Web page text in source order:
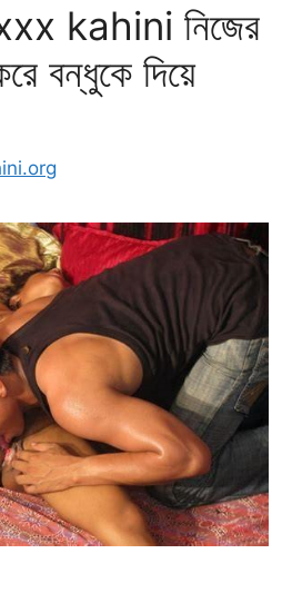
kahini নিজের
বন্ধুকে দিয়ে